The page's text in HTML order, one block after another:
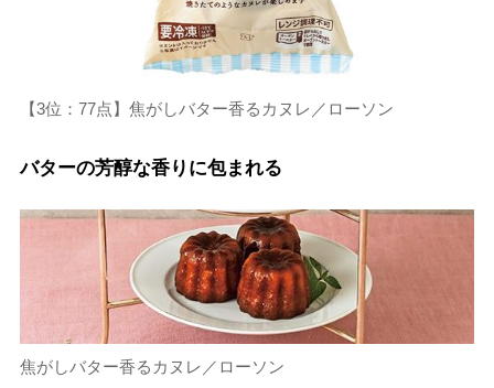
【3位：77点】焦がしバター香るカヌレ／ローソン
バターの芳醇な香りに包まれる
焦がしバター香るカヌレ／ローソン